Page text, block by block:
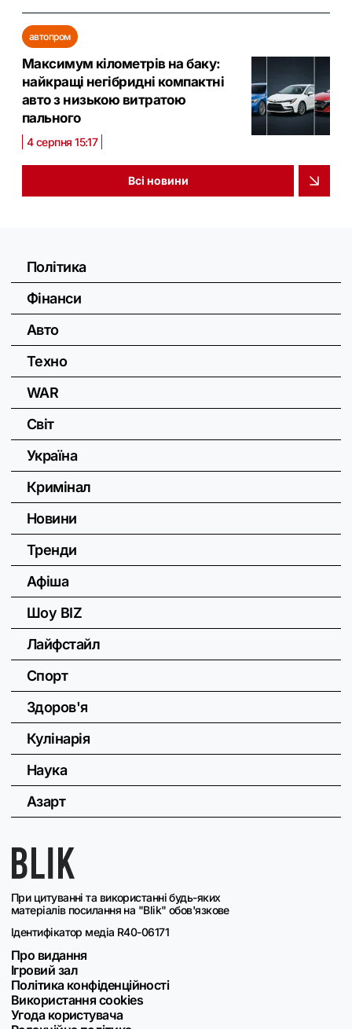
автопром
Максимум кілометрів на баку:
найкращі негібридні компактні
авто з низькою витратою
пального
4 серпня 15:17
Всі новини
При цитуванні та використанні будь-яких
матеріалів посилання на "Blik" обов'язкове
Ідентифікатор медіа R40-06171
Про видання
Ігровий зал
Політика конфіденційності
Використання cookies
Угода користувача
Політика
Фінанси
Авто
Техно
WAR
Світ
Україна
Кримінал
Новини
Тренди
Афіша
Шоу BIZ
Лайфстайл
Спорт
Здоров'я
Кулінарія
Наука
Азарт